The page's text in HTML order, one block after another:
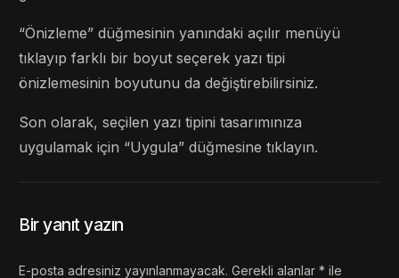
“Önizleme” düğmesinin yanındaki açılır menüyü
tıklayıp farklı bir boyut seçerek yazı tipi
önizlemesinin boyutunu da değiştirebilirsiniz.
Son olarak, seçilen yazı tipini tasarımınıza
uygulamak için “Uygula” düğmesine tıklayın.
Bir yanıt yazın
E-posta adresiniz yayınlanmayacak. Gerekli alanlar* ile